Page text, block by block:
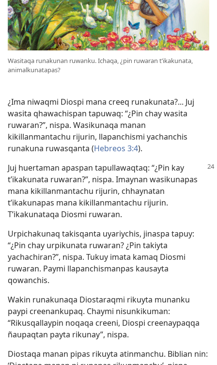
Wasitaqa runakunan ruwanku. Ichaqa, ¿pin ruwaran t’ikakunata,
animalkunatapas?
¿Ima niwaqmi Diospi mana creeq runakunata?... Juj
wasita qhawachispan tapuwaq: “¿Pin chay wasita
ruwaran?”, nispa. Wasikunaqa manan
kikillanmantachu rijurin, llapanchismi yachanchis
runakuna ruwasqanta (Hebreos 3:4).
Juj huertaman apaspan tapullawaqtaq: “¿Pin kay
t’ikakunata ruwaran?”, nispa. Imaynan wasikunapas
mana kikillanmantachu rijurin, chhaynatan
t’ikakunapas mana kikillanmantachu rijurin.
T’ikakunataqa Diosmi ruwaran.
Urpichakunaq takisqanta uyariychis, jinaspa tapuy:
“¿Pin chay urpikunata ruwaran? ¿Pin takiyta
yachachiran?”, nispa. Tukuy imata kamaq Diosmi
ruwaran. Paymi llapanchismanpas kausayta
qowanchis.
Wakin runakunaqa Diostaraqmi rikuyta munanku
paypi creenankupaq. Chaymi nisunkikuman:
“Rikusqallaypin noqaqa creeni, Diospi creenaypaqqa
ñaupaqtan payta rikunay”, nispa.
Diostaqa manan pipas rikuyta atinmanchu. Biblian nin: